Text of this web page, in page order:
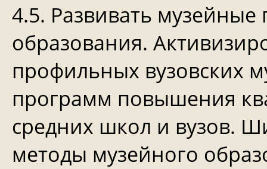
4.5. Развивать
образования.
профильных вузовских
программ повышения
средних школ и вузов.
методы музейного